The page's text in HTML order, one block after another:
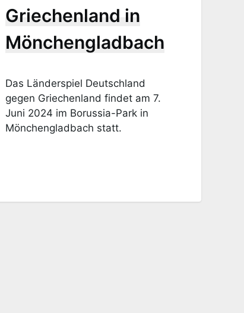
Griechenland in
Mönchengladbach
Das Länderspiel Deutschland
gegen Griechenland findet am 7.
Juni 2024 im Borussia-Park in
Mönchengladbach statt.